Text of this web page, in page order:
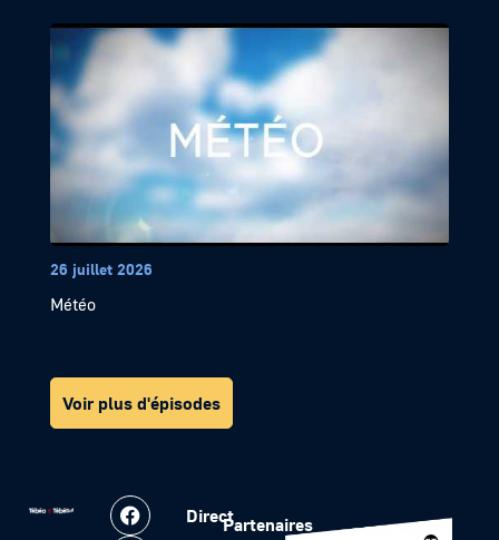
26 juillet 2026
Météo
Voir plus d'épisodes
DirectPartenaires